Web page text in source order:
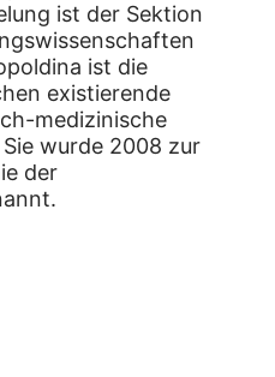
ist der Sektion
ist die
existierende
medizinische
wurde 2008 zur
der